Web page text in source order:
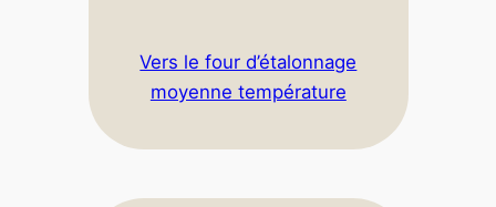
Vers le four d’étalonnage
moyenne température